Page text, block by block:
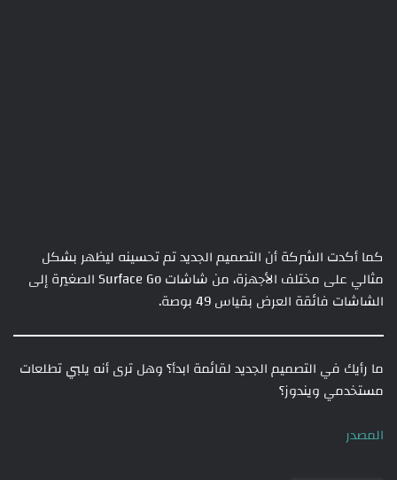
كما أكدت الشركة أن التصميم الجديد تم تحسينه ليظهر بشكل
مثالي على مختلف الأجهزة، من شاشات Surface Go الصغيرة إلى
الشاشات فائقة العرض بقياس 49 بوصة.
ما رأيك في التصميم الجديد لقائمة ابدأ؟ وهل ترى أنه يلبي تطلعات
مستخدمي ويندوز؟
المصدر